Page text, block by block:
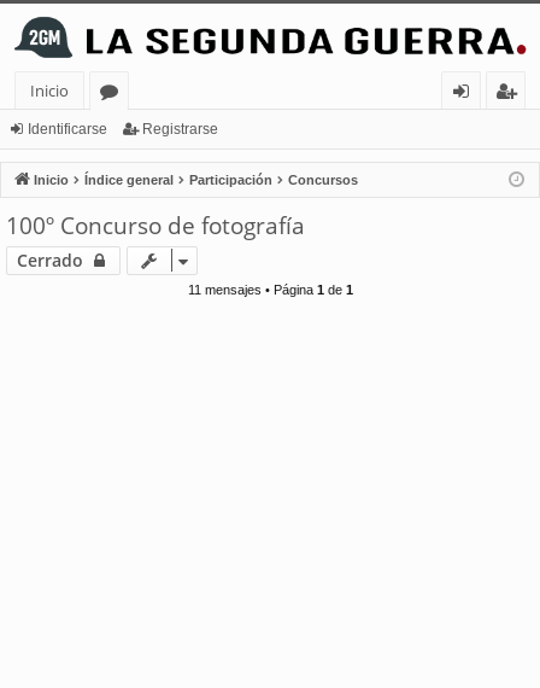
Inicio
or
os
nt
ifi
ist
ra
Identificarse Registrarse
Inicio Índice general Participación Concursos
100º Concurso de fotografía
Cerrado
11 mensajes • Página 1de 1